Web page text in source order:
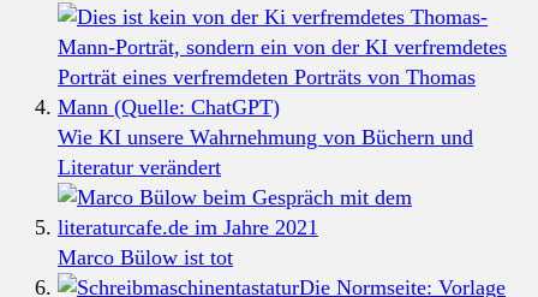
Wie KI unsere Wahrnehmung von Büchern und
Literatur verändert
Marco Bülow ist tot
Die Normseite: Vorlage